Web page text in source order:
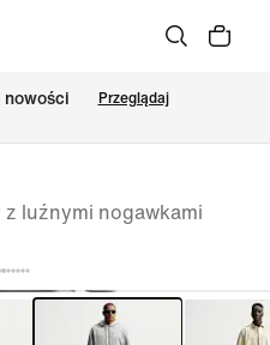
nowości Przeglądaj
luźnymi nogawkami